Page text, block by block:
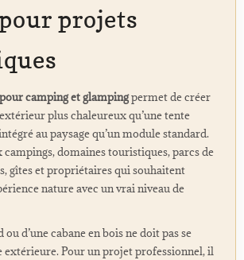
projets
camping et glampingpermet de créer
plus chaleureux qu’une tente
au paysage qu’un module standard.
campings, domaines touristiques, parcs de
gîtes et propriétaires qui souhaitent
nature avec un vrai niveau de
ou d’une cabane en bois ne doit pas se
Pour un projet professionnel, il